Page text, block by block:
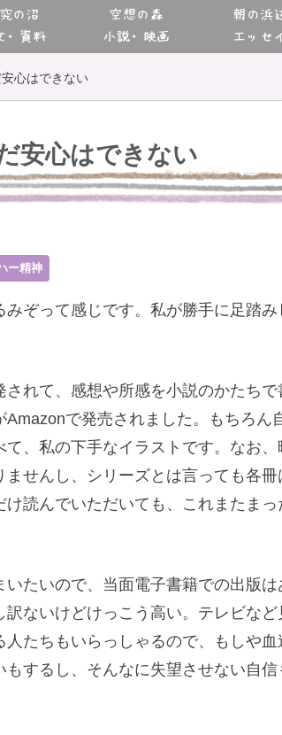
の沼
・資料
空想の森
小説・映画
朝の浜
エッセ
安心はできない
安心はできない
ー精神
ぞって感じです。私が勝手に足踏み
れて、感想や所感を小説のかたちで
Amazonで発売されました。もちろん
、私の下手なイラストです。なお、
せんし、シリーズとは言っても各冊
読んでいただいても、これまたまっ
いたいので、当面電子書籍での出版
ないけどけっこう高い。テレビなど
たちもいらっしゃるので、もしや血
するし、そんなに失望させない自信